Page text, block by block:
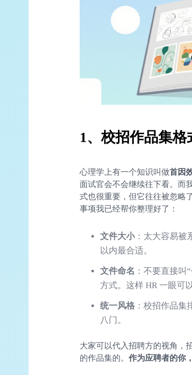
1、校招作品集格
心理学上有一个知识叫做首因
面试官会不会继续往下看。而
式也很重要，但它往往被忽略了
事项我已经帮你整理好了：
文件大小：太大容易被
以内最合适。
文件命名 ：不要直接叫
方式。这样 HR 一眼可
统一风格 ：校招作品
八门。
大家可以代入招聘方的视角，
的作品集的。 作为应聘者的你